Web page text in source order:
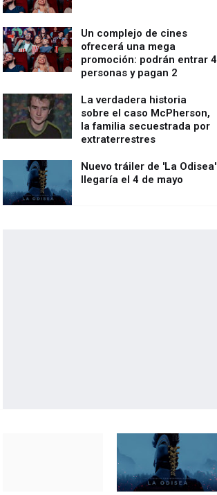
Un complejo de cines
ofrecerá una mega
promoción: podrán entrar 4
personas y pagan 2
La verdadera historia
sobre el caso McPherson,
la familia secuestrada por
extraterrestres
Nuevo tráiler de 'La Odisea'
llegaría el 4 de mayo